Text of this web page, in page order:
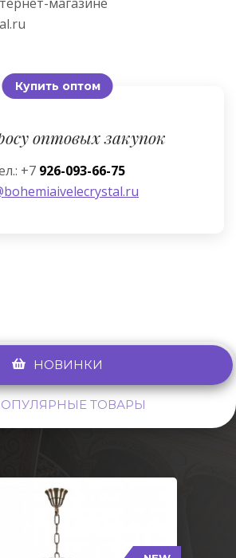
Купить оптом
оптовых закупок
+7 926-093-66-75
НОВИНКИ
ТОВАРЫ
117/10+5/240 Pa